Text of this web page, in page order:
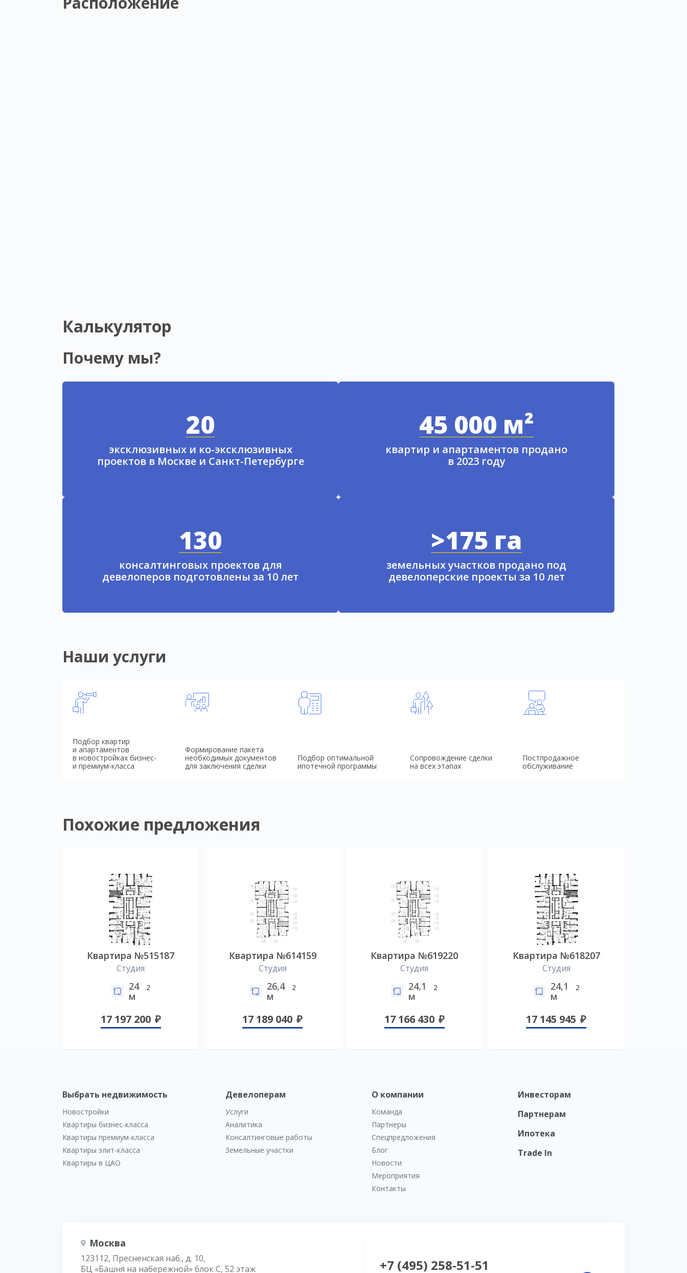
Калькулятор
Почему мы?
20
эксклюзивных и ко-эксклюзивных
проектов в Москве и Санкт-Петербурге
45 000 м²
квартир и апартаментов продано
в 2023 году
130
консалтинговых проектов для
девелоперов подготовлены за 10 лет
>175 га
земельных участков продано под
девелоперские проекты за 10 лет
Наши услуги
Подбор квартир
и апартаментов
в новостройках бизнес-
и премиум-класса
Формирование пакета
необходимых документов
для заключения сделки
Подбор оптимальной
ипотечной программы
Сопровождение сделки
на всех этапах
Постпродажное
обслуживание
Похожие предложения
Квартира №515187
Студия
24
м
2
17 197 200
Квартира №614159
Студия
26,4
м
2
17 189 040
Квартира №619220
Студия
24,1
м
2
17 166 430
Квартира №618207
Студия
24,1
м
2
17 145 945
Выбрать недвижимость
Новостройки
Квартиры бизнес-класса
Квартиры премиум-класса
Квартиры элит-класса
Квартиры в ЦАО
Девелоперам
Услуги
Аналитика
Консалтинговые работы
Земельные участки
О компании
Команда
Партнеры
Спецпредложения
Блог
Новости
Мероприятия
Контакты
Инвесторам
Партнерам
Ипотека
Trade In
Москва
123112, Пресненская наб., д. 10,
БЦ «Башня на набережной» блок С, 52 этаж
+7 (495) 258-51-51